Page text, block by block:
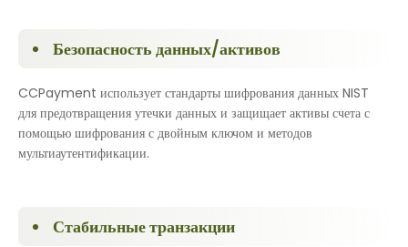
Безопасность данных/активов
CCPayment использует стандарты шифрования данных NIST
для предотвращения утечки данных и защищает активы счета с
помощью шифрования с двойным ключом и методов
мультиаутентификации.
Стабильные транзакции